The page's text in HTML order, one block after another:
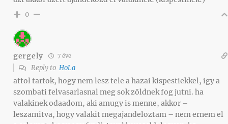
0
gergely 7 éve
Reply to HoLa
attol tartok, hogy nem lesz tele a hazai kispestiekkel, igy a
szombati felvasarlasnal meg sok zöldnek fog jutni. ha
valakinek odaadom, aki amugy is menne, akkor –
leszamitva, hogy valakit megajandeloztam – nem ernem el